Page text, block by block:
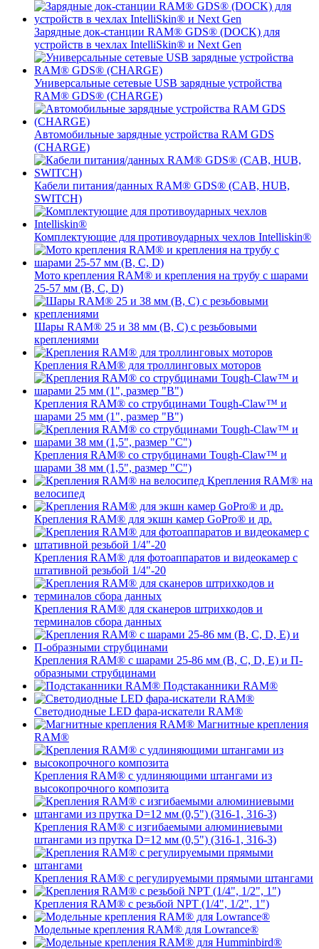
Зарядные док-станции RAM® GDS® (DOCK) для
устройств в чехлах IntelliSkin® и Next Gen
Универсальные сетевые USB зарядные устройства
RAM® GDS® (CHARGE)
Автомобильные зарядные устройства RAM GDS
(CHARGE)
Кабели питания/данных RAM® GDS® (CAB, HUB,
SWITCH)
Комплектующие для противоударных чехлов Intelliskin®
Мото крепления RAM® и крепления на трубу с шарами
25-57 мм (B, C, D)
Шары RAM® 25 и 38 мм (B, C) с резьбовыми
креплениями
Крепления RAM® для троллинговых моторов
Крепления RAM® со струбцинами Tough-Claw™ и
шарами 25 мм (1", размер "B")
Крепления RAM® со струбцинами Tough-Claw™ и
шарами 38 мм (1,5", размер "C")
Крепления RAM® на
велосипед
Крепления RAM® для экшн камер GoPro® и др.
Крепления RAM® для фотоаппаратов и видеокамер с
штативной резьбой 1/4"-20
Крепления RAM® для сканеров штрихкодов и
терминалов сбора данных
Крепления RAM® с шарами 25-86 мм (B, C, D, E) и П-
образными струбцинами
Подстаканники RAM®
Светодиодные LED фара-искатели RAM®
Магнитные крепления
RAM®
Крепления RAM® с удлиняющими штангами из
высокопрочного композита
Крепления RAM® с изгибаемыми алюминиевыми
штангами из прутка D=12 мм (0,5") (316-1, 316-3)
Крепления RAM® c регулируемыми прямыми штангами
Крепления RAM® с резьбой NPT (1/4", 1/2", 1")
Модельные крепления RAM® для Lowrance®